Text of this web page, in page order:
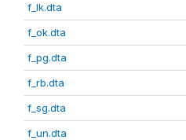
f_lk.dta
f_ok.dta
f_pg.dta
f_rb.dta
f_sg.dta
f_un.dta